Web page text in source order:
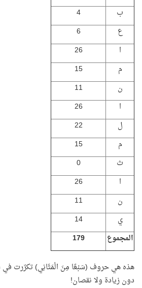
ب
4
ع
6
ا
26
م
15
ن
11
ا
26
ل
22
م
15
ث
0
ا
26
ن
11
ي
14
المجموع
179
دون زيادة ولا نقصان!